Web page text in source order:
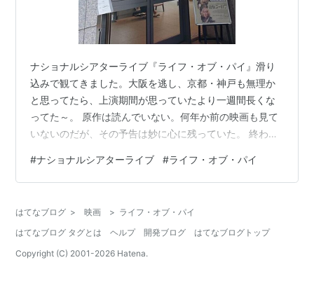
ナショナルシアターライブ『ライフ・オブ・パイ』滑り
込みで観てきました。大阪を逃し、京都・神戸も無理か
と思ってたら、上演期間が思っていたより一週間長くな
ってた～。 原作は読んでいない。何年か前の映画も見て
いないのだが、その予告は妙に心に残っていた。 終わっ
な気持を抑えつつ、画面に向かって拍手。 まず、パイ役
の役者さんの身体能力、そのしなやかさにつかまれる。
パペットで登場する動物たち。ああ、こういうの、好
き。 登場人物の一人一人が愛おしく、パペットで登場す
る動物たちも愛おしく、それらの命が失われる…
#ナショナルシアターライブ #ライフ・オブ・パイ
はてなブログ > 映画 > ライフ・オブ・パイ
はてなブログ タグとは
ヘルプ 開発ブログ
はてなブログトップ
Copyright (C) 2001-2026 Hatena.